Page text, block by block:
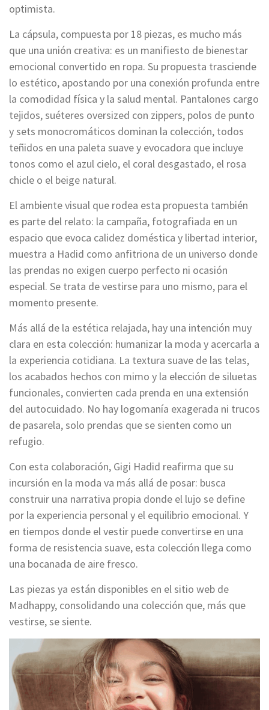
optimista.
La cápsula, compuesta por 18 piezas, es mucho más
que una unión creativa: es un manifiesto de bienestar
emocional convertido en ropa. Su propuesta trasciende
lo estético, apostando por una conexión profunda entre
la comodidad física y la salud mental. Pantalones cargo
tejidos, suéteres oversized con zippers, polos de punto
y sets monocromáticos dominan la colección, todos
teñidos en una paleta suave y evocadora que incluye
tonos como el azul cielo, el coral desgastado, el rosa
chicle o el beige natural.
El ambiente visual que rodea esta propuesta también
es parte del relato: la campaña, fotografiada en un
espacio que evoca calidez doméstica y libertad interior,
muestra a Hadid como anfitriona de un universo donde
las prendas no exigen cuerpo perfecto ni ocasión
especial. Se trata de vestirse para uno mismo, para el
momento presente.
Más allá de la estética relajada, hay una intención muy
clara en esta colección: humanizar la moda y acercarla a
la experiencia cotidiana. La textura suave de las telas,
los acabados hechos con mimo y la elección de siluetas
funcionales, convierten cada prenda en una extensión
del autocuidado. No hay logomanía exagerada ni trucos
de pasarela, solo prendas que se sienten como un
refugio.
Con esta colaboración, Gigi Hadid reafirma que su
incursión en la moda va más allá de posar: busca
construir una narrativa propia donde el lujo se define
por la experiencia personal y el equilibrio emocional. Y
en tiempos donde el vestir puede convertirse en una
forma de resistencia suave, esta colección llega como
una bocanada de aire fresco.
Las piezas ya están disponibles en el sitio web de
Madhappy, consolidando una colección que, más que
vestirse, se siente.